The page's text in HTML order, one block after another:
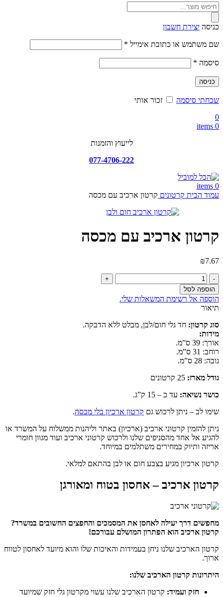
Products
search
כניסה יצירת חשבון
שם משתמש או כתובת אימייל *
סיסמה *
כניסה
שכחתי סיסמה
זכור אותי
0
0
items
לייעוץ והזמנות
077-4706-222
0
items
עמוד הבית קרטונים קרטון ארכיב עם מכסה
קרטון ארכיב עם מכסה
₪7.67
כמות
של
קרטון
ארכיב
עם
מכסה
הוספה לסל
הוספה אל רשימת המשאלות שלי.
תיאור
סוג קרטון: חד גלי חום/לבן, מבלט ללא הדבקה.
מידות:
אורך: 39 ס”מ.
רוחב: 31 ס”מ.
גובה: 28 ס”מ.
גודל מארז:
כושר נשיאה: עד כ – 15 ק”ג.
שימו לב – ניתן לרכוש גם קרטון ארכיון בלי מכסה.
ניתן להזמין קרטוני ארכיב (ארכיון) באתר וליהנות ממשלוח על המשרד או
להגיע אל אחד מהסניפים שלנו ולרכוש קרטוני ארכיב ועוד מגוון חומרי
אריזה ותיוק במחירים משתלמים במיוחד.
קרטון ארכיון מגיע בצבע חום או לבן בהתאם למלאי.
קרטון ארכיב – אחסון בטוח ומאורגן
מחפשים דרך יעילה לאחסן את המסמכים והחפצים החשובים במשרד?
קרטון ארכיב הוא הפתרון המושלם עבורכם!
קרטון הארכיב שלנו ניחן בעמידות והאיכות שלו והוא מיועד לאחסון לטווח
ארוך.
היתרונות קרטון הארכיב שלנו:
חזק ועמיד: קרטון הארכיב שלנו עשוי מקרטון גלי חזק שמיועד